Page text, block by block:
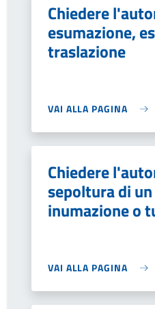
Chiedere
esumazione,
traslazione
VAI ALLA PAGINA
Chiedere
sepoltura di
inumazione o
VAI ALLA PAGINA